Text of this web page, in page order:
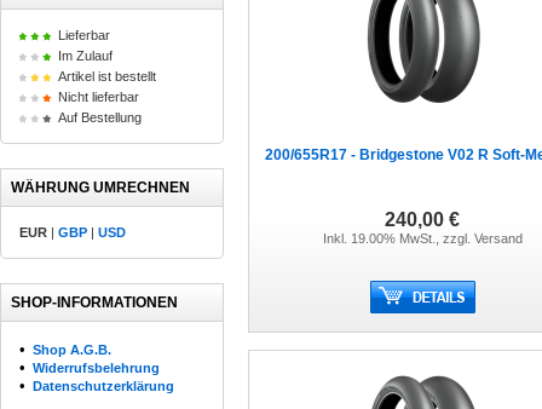
Lieferbar
Im Zulauf
Artikel ist bestellt
Nicht lieferbar
Auf Bestellung
WÄHRUNG UMRECHNEN
EUR | GBP | USD
SHOP-INFORMATIONEN
• Shop A.G.B.
• Widerrufsbelehrung
• Datenschutzerklärung
200/655R17 - Bridgestone V02 R Soft-
240,00 €
Inkl. 19.00% MwSt., zzgl. Versand